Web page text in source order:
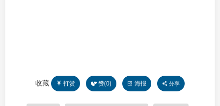
收藏 打赏 赞(0) 海报 分享